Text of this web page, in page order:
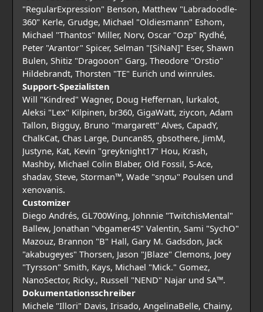
"RegularExpression" Benson, Matthew "Labradoodle-
360" Kerle, Grudge, Michael "Oldiesmann" Eshom,
Michael "Thantos" Miller, Norv, Oscar "Ozp" Rydhé,
Peter "Arantor" Spicer, Selman "[SiNaN]" Eser, Shawn
Bulen, Shitiz "Dragooon" Garg, Theodore "Orstio"
Hildebrandt, Thorsten "TE" Eurich und winrules.
Support-Spezialisten
Will "Kindred" Wagner, Doug Heffernan, lurkalot,
Aleksi "Lex" Kilpinen, br360, GigaWatt, ziycon, Adam
Tallon, Bigguy, Bruno "margarett" Alves, CapadY,
ChalkCat, Chas Large, Duncan85, gbsothere, JimM,
Justyne, Kat, Kevin "greyknight17" Hou, Krash,
Mashby, Michael Colin Blaber, Old Fossil, S-Ace,
shadav, Steve, Storman™, Wade "sησω" Poulsen und
xenovanis.
Customizer
Diego Andrés, GL700Wing, Johnnie "TwitchisMental"
Ballew, Jonathan "vbgamer45" Valentin, Sami "SychO"
Mazouz, Brannon "B" Hall, Gary M. Gadsdon, Jack
"akabugeyes" Thorsen, Jason "JBlaze" Clemons, Joey
"Tyrsson" Smith, Kays, Michael "Mick." Gomez,
NanoSector, Ricky., Russell "NEND" Najar und SA™.
Dokumentationsschreiber
Michele "Illori" Davis, Irisado, AngelinaBelle, Chainy,